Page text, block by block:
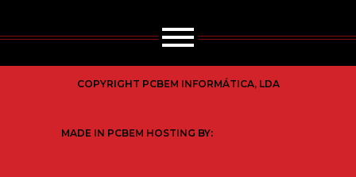
COPYRIGHT PCBEM INFORMÁTICA, LDA
MADE IN PCBEM HOSTING BY: